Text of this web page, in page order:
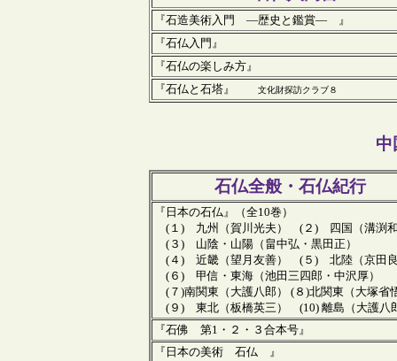
『石造美術入門 ―歴史と鑑賞― 』
『石仏入門』
『石仏の楽しみ方』
『石仏と石塔』
文化財探訪クラブ８
中
石仏全般・石仏紀行
『日本の石仏』（全10巻）
(１) 九州（賀川光夫） (２) 四国（溝渕
(３) 山陰・山陽（畠中弘・黒田正）
(４) 近畿（望月友善） (５) 北陸（京田
(６) 甲信・東海（池田三四郎・中沢厚）
(７)南関東（大護八郎） (８)北関東（大塚省
(９) 東北（板橋英三） (10) 離島（大護八
『石佛 第1・２・３合本号』
『日本の美術 石仏 』